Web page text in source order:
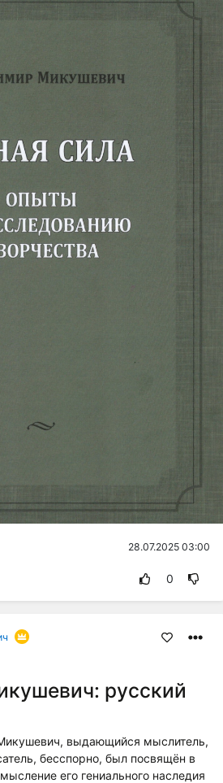
28.07.2025 03:00
0
русский
выдающийся мыслитель,
бесспорно, был посвящён в
его гениального наследия